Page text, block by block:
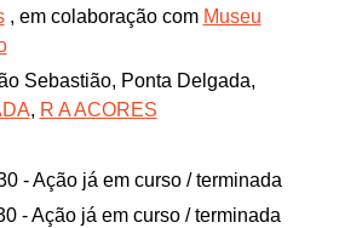
, em colaboração com Museu
Sebastião, Ponta Delgada,
, R A ACORES
- Ação já em curso / terminada
- Ação já em curso / terminada